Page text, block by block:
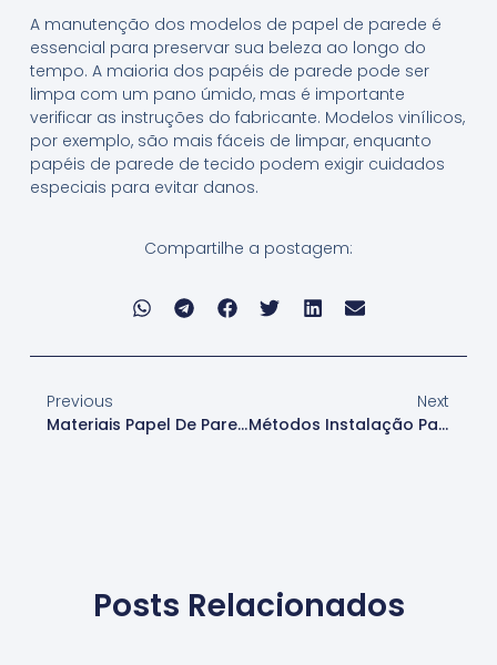
A manutenção dos modelos de papel de parede é
essencial para preservar sua beleza ao longo do
tempo. A maioria dos papéis de parede pode ser
limpa com um pano úmido, mas é importante
verificar as instruções do fabricante. Modelos vinílicos,
por exemplo, são mais fáceis de limpar, enquanto
papéis de parede de tecido podem exigir cuidados
especiais para evitar danos.
Compartilhe a postagem:
Previous
Materiais Papel De Parede
Next
Métodos Instalação Papel De Parede
Posts Relacionados